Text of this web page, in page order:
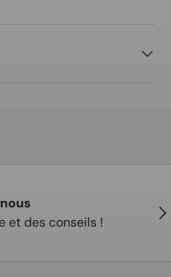
et des conseils !